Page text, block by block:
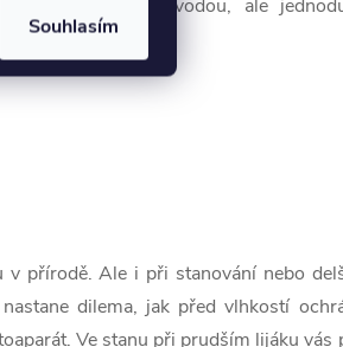
Souhlasím
ochráníte před vodou, ale
v přírodě. Ale i při stanování nebo
dilema, jak před vlhkostí
Ve stanu při prudším lijáku vás